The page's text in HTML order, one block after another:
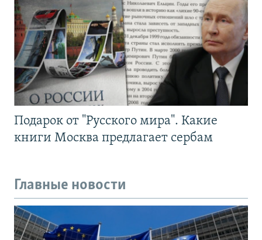
Подарок от "Русского мира". Какие
книги Москва предлагает сербам
Главные новости